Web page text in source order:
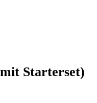
Starterset)